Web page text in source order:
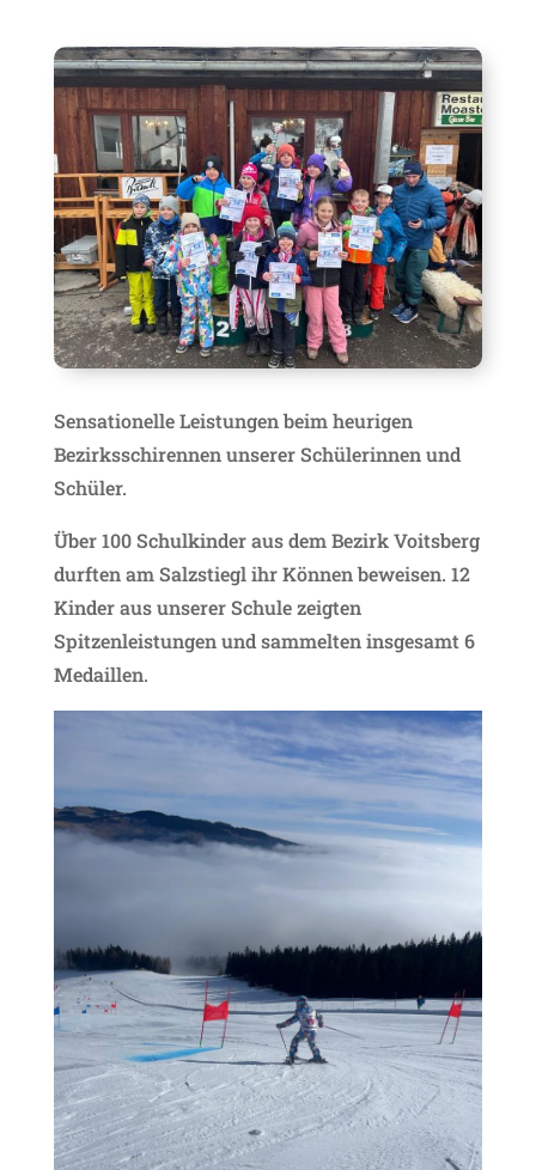
Sensationelle Leistungen beim heurigen
Bezirksschirennen unserer Schülerinnen und
Schüler.
Über 100 Schulkinder aus dem Bezirk Voitsberg
durften am Salzstiegl ihr Können beweisen. 12
Kinder aus unserer Schule zeigten
Spitzenleistungen und sammelten insgesamt 6
Medaillen.